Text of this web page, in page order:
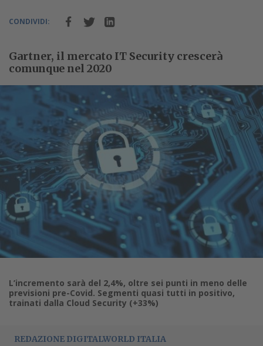
CONDIVIDI:
Gartner, il mercato IT Security crescerà
comunque nel 2020
L’incremento sarà del 2,4%, oltre sei punti in meno delle
previsioni pre-Covid. Segmenti quasi tutti in positivo,
trainati dalla Cloud Security (+33%)
REDAZIONE DIGITALWORLD ITALIA